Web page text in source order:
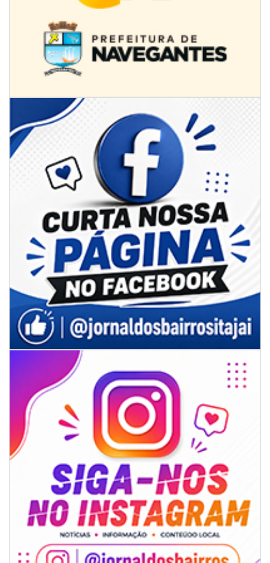
09/08/2026 | 07:00
Novo programa trabalha a prevenção de desastres climáticos na Rede
Municipal de Ensino
NAVEGANTES
09/08/2026 | 07:00
4º Festival Náutico de Navegantes reúne esporte, tradição e regatas
BALNEÁRIO PIÇARRAS